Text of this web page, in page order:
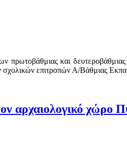
πρωτοβάθμιας και
σχολικών επιτροπών Α/Βάθμιας
αρχαιολογικό